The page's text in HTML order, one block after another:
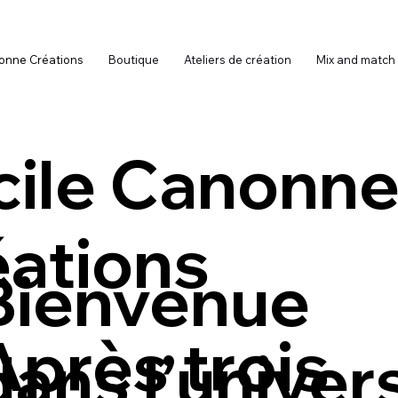
Créations Boutique Ateliers de création Mix and match
Canonne
trois